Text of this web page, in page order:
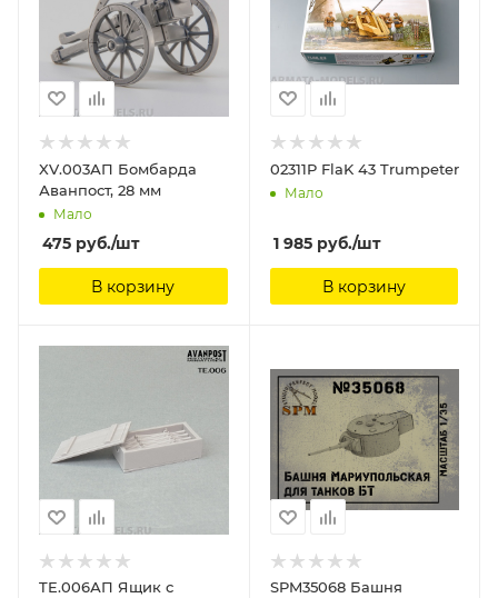
XV.003АП Бомбарда
Аванпост, 28 мм
Мало
475 руб./шт
В корзину
02311P FlaK 43 Trumpeter
Мало
1 985руб./шт
В корзину
TE.006АП Ящик с
SPM35068 Башня